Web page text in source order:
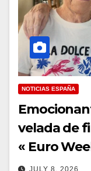
NOTICIAS ESPAÑA
velada de
« Euro
JULY 8, 2026